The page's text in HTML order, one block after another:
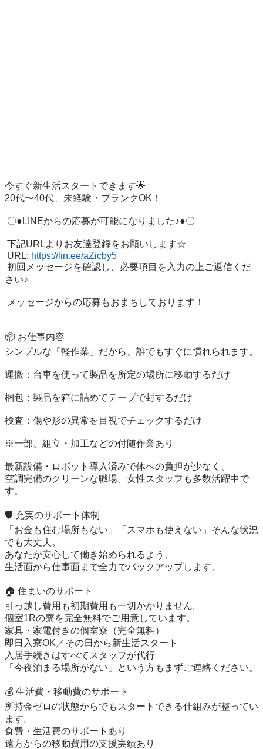
今すぐ新生活スタートできます🌟
20代〜40代、未経験・ブランクOK！
URL: https://lin.ee/aZicby5
さい♪
📦 お仕事内容
シンプルな「軽作業」だから、誰でもすぐに慣れられます。
運搬：台車を使って製品を所定の場所に移動するだけ
梱包：製品を箱に詰めてテープで封するだけ
検査：傷や形の異常を目視でチェックするだけ
※一部、組立・加工などの付随作業あり
最新設備・ロボット導入済みで体への負担が少なく、
空調完備のクリーンな職場。女性スタッフも多数活躍中で
す。
🛡️ 充実のサポート体制
「お金も住む場所もない」「スマホも使えない」そんな状況
でも大丈夫。
あなたが安心して働き始められるよう、
生活面から仕事面まで全力でバックアップします。
🏠 住まいのサポート
引っ越し費用も初期費用も一切かかりません。
個室1Rの寮を完全無料でご用意しています。
家具・家電付きの個室寮（完全無料）
即日入寮OK／その日から新生活スタート
入居手続きはすべてスタッフが代行
「今夜泊まる場所がない」という方もまずご連絡ください。
💰 生活費・移動費のサポート
所持金ゼロの状態からでもスタートできる仕組みが整ってい
ます。
食費・生活費のサポートあり
遠方からの移動費用の支援実績あり